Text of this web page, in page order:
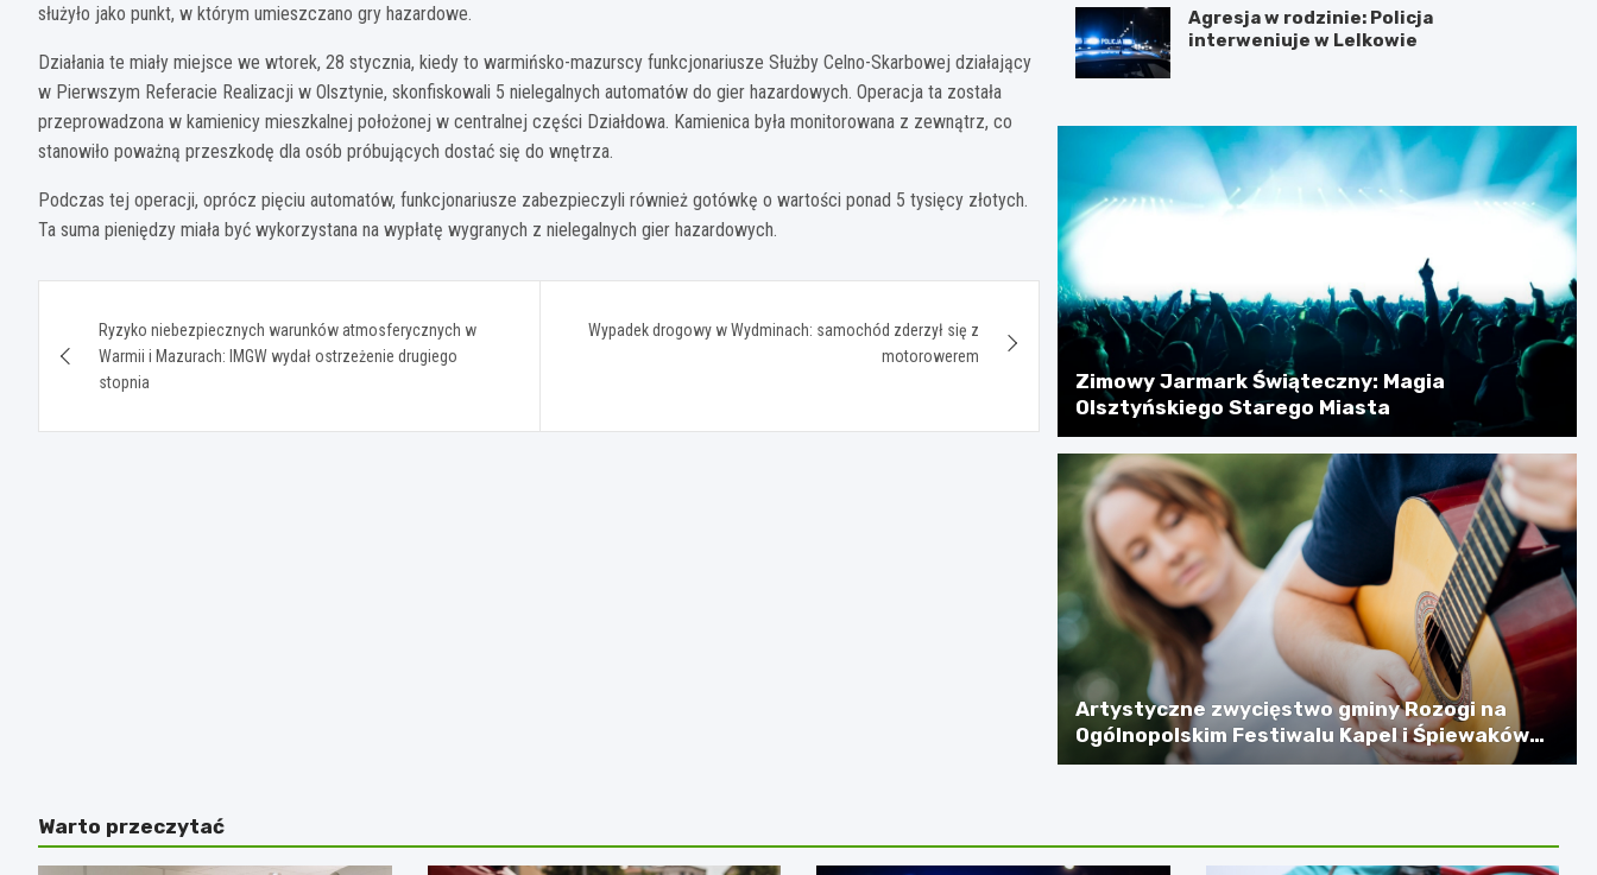
służyło jako punkt, w którym umieszczano gry hazardowe.
Działania te miały miejsce we wtorek, 28 stycznia, kiedy to warmińsko-mazurscy funkcjonariusze Służby Celno-Skarbowej działający
w Pierwszym Referacie Realizacji w Olsztynie, skonfiskowali 5 nielegalnych automatów do gier hazardowych. Operacja ta została
przeprowadzona w kamienicy mieszkalnej położonej w centralnej części Działdowa. Kamienica była monitorowana z zewnątrz, co
stanowiło poważną przeszkodę dla osób próbujących dostać się do wnętrza.
Podczas tej operacji, oprócz pięciu automatów, funkcjonariusze zabezpieczyli również gotówkę o wartości ponad 5 tysięcy złotych.
Ta suma pieniędzy miała być wykorzystana na wypłatę wygranych z nielegalnych gier hazardowych.
wpisuRyzyko niebezpiecznych warunków atmosferycznych w
Warmii i Mazurach: IMGW wydał ostrzeżenie drugiego
stopnia
Wypadek drogowy w Wydminach: samochód zderzył się z
motorowerem
Agresja w rodzinie: Policja
interweniuje w Lelkowie
Zimowy Jarmark Świąteczny: Magia
Olsztyńskiego Starego Miasta
Artystyczne zwycięstwo gminy Rozogi na
Ogólnopolskim Festiwalu Kapel i Śpiewaków
Ludowych w Kazimierzu Dolnym
Warto przeczytać